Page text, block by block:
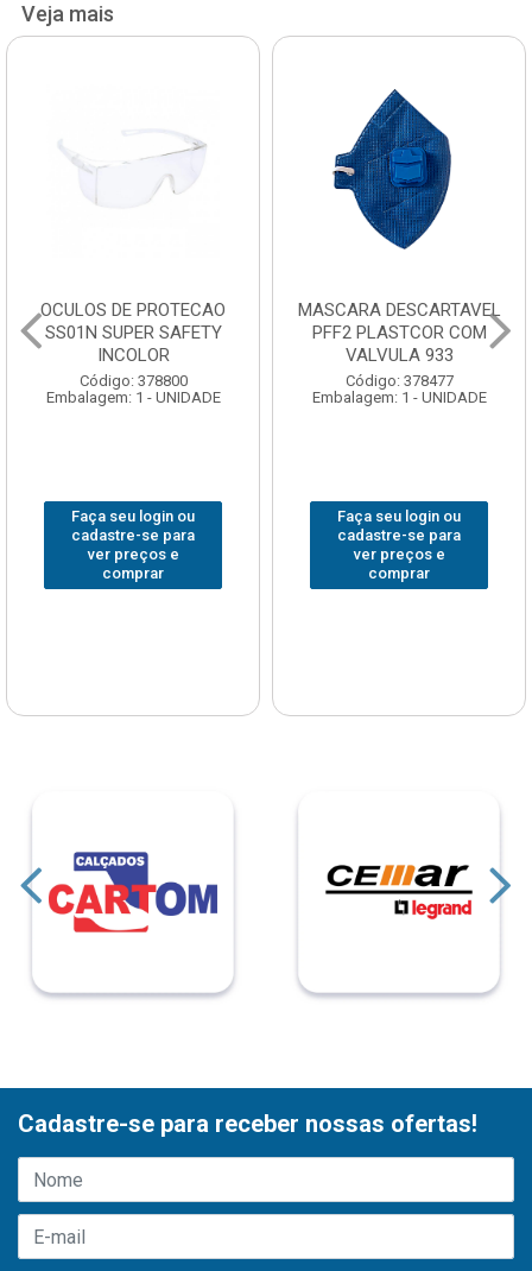
Veja mais
OCULOS DE PROTECAO
SS01N SUPER SAFETY
INCOLOR
Código: 378800
Embalagem: 1 - UNIDADE
Faça seu login ou
cadastre-se para
ver preços e
comprar
MASCARA DESCARTAVEL
PFF2 PLASTCOR COM
VALVULA 933
Código: 378477
Embalagem: 1 - UNIDADE
Faça seu login ou
cadastre-se para
ver preços e
comprar
Cadastre-se para receber nossas ofertas!